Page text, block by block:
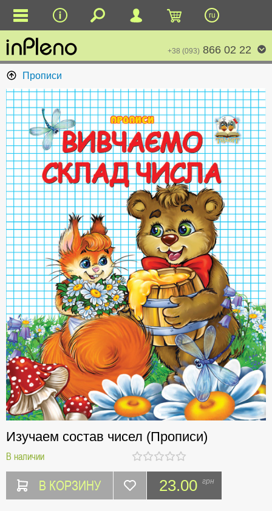
ru
+38 (093) 866 02 22
Прописи
Изучаем состав чисел (Прописи)
В наличии
В КОРЗИНУ 23.00 грн